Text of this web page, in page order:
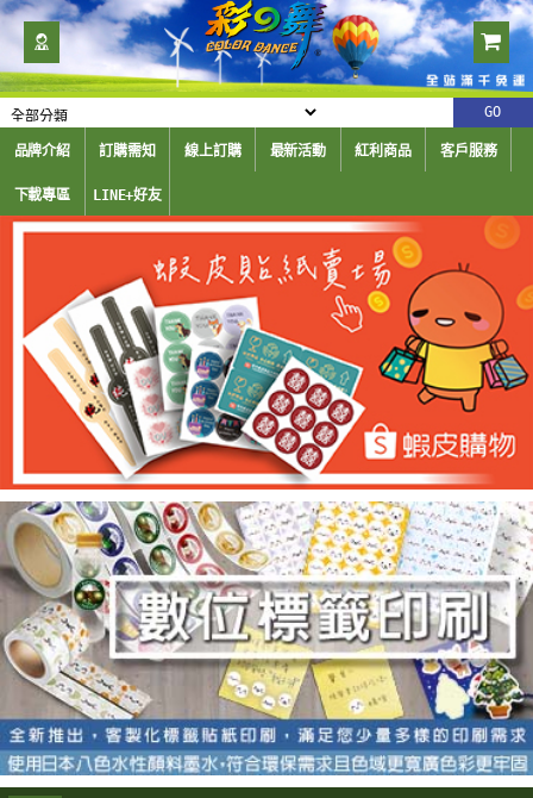
品牌介紹 訂購需知 線上訂購 最新活動 紅利商品 客戶服務
下載專區 LINE+好友